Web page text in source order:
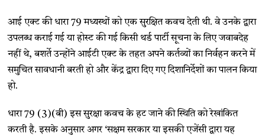
आई एक्ट की धारा 79 मध्यस्थों को एक सुरक्षित कवच देती थी. वे उनके द्वारा
उपलब्ध कराई गई या होस्ट की गई किसी थर्ड पार्टी सूचना के लिए जवाबदेह
नहीं थे, बशर्ते उन्होंने आईटी एक्ट के तहत अपने कर्तव्यों का निर्वहन करने में
समुचित सावधानी बरती हो और केंद्र द्वारा दिए गए दिशानिर्देशों का पालन किया
हो.
धारा 79 (3)(बी) इस सुरक्षा कवच के हट जाने की स्थिति को रेखांकित
करती है. इसके अनुसार अगर ‘सक्षम सरकार या इसकी एजेंसी द्वारा यह